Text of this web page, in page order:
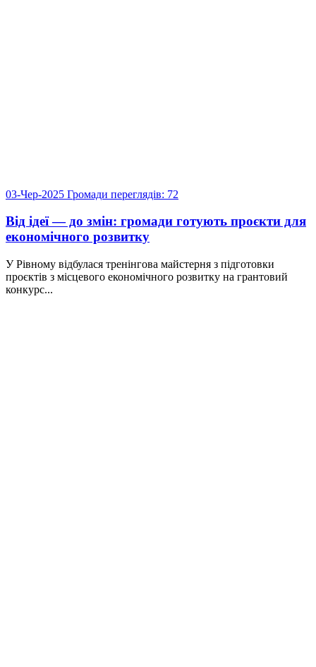
03-Чер-2025 Громади переглядів: 72
Від ідеї — до змін: громади готують проєкти для
економічного розвитку
У Рівному відбулася тренінгова майстерня з підготовки
проєктів з місцевого економічного розвитку на грантовий
конкурс...